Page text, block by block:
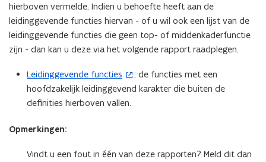
n
n
i
e
w
v
e
s
t
hierboven vermelde. Indien u behoefte heeft aan de
leidinggevende functies hiervan - of u wil ook een lijst van de
leidinggevende functies die geen top- of middenkaderfunctie
zijn - dan kan u deze via het volgende rapport raadplegen.
Leidinggevende functies
(
o
p
n
: de functies met een
hoofdzakelijk leidinggevend karakter die buiten de
definities hierboven vallen.
Opmerkingen:
Vindt u een fout in één van deze rapporten? Meld dit dan